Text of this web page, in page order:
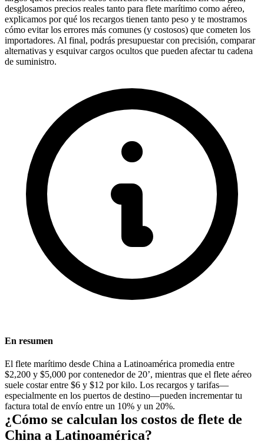
desglosamos precios reales tanto para flete marítimo como aéreo,
explicamos por qué los recargos tienen tanto peso y te mostramos
cómo evitar los errores más comunes (y costosos) que cometen los
importadores. Al final, podrás presupuestar con precisión, comparar
alternativas y esquivar cargos ocultos que pueden afectar tu cadena
de suministro.
En resumen
El flete marítimo desde China a Latinoamérica promedia entre
$2,200 y $5,000 por contenedor de 20’, mientras que el flete aéreo
suele costar entre $6 y $12 por kilo. Los recargos y tarifas—
especialmente en los puertos de destino—pueden incrementar tu
factura total de envío entre un 10% y un 20%.
¿Cómo se calculan los costos de flete de
China a Latinoamérica?